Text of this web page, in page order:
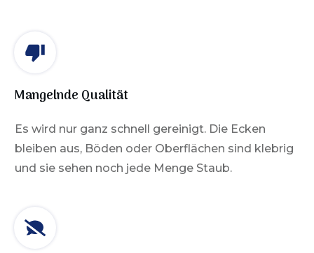
Mangelnde Qualität
Es wird nur ganz schnell gereinigt. Die Ecken
bleiben aus, Böden oder Oberflächen sind klebrig
und sie sehen noch jede Menge Staub.